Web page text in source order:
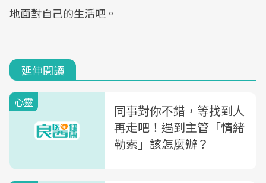
地面對自己的生活吧。
延伸閱讀
心靈
同事對你不錯，等找到人
再走吧！遇到主管「情緒
勒索」該怎麼辦？